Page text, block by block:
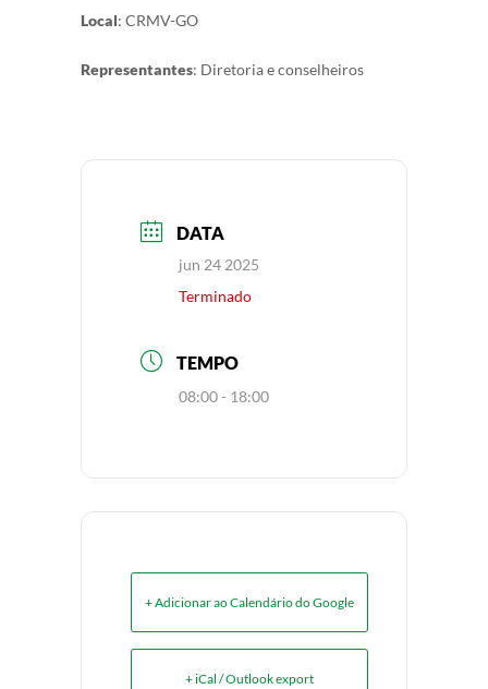
Local: CRMV-GO
Representantes: Diretoria e conselheiros
DATA
jun 24 2025
Terminado
TEMPO
08:00 - 18:00
+ Adicionar ao Calendário do Google
+ iCal / Outlook export